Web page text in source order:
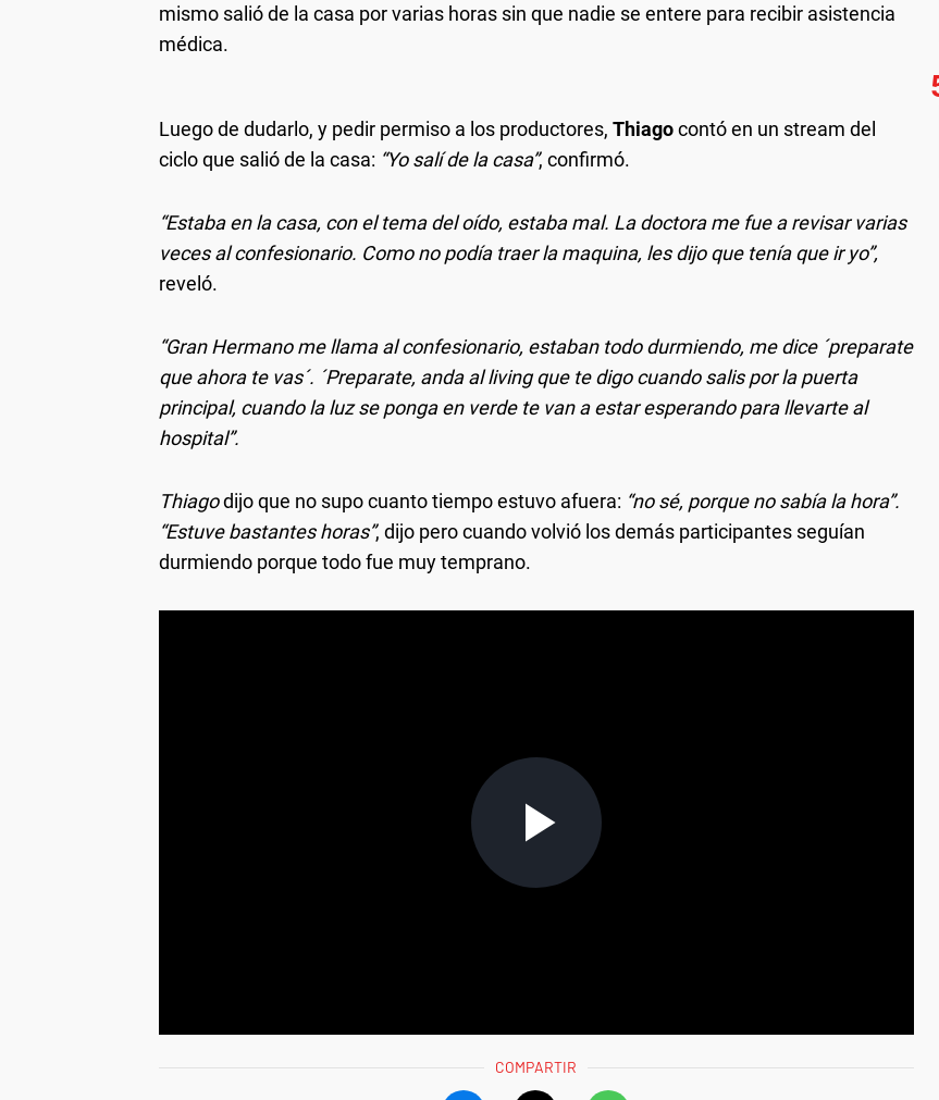
mismo salió de la casa por varias horas sin que nadie se entere para recibir asistencia
médica.
Luego de dudarlo, y pedir permiso a los productores, Thiagocontó en un stream del
ciclo que salió de la casa: “Yo salí de la casa”, confirmó.
“Estaba en la casa, con el tema del oído, estaba mal. La doctora me fue a revisar varias
veces al confesionario. Como no podía traer la maquina, les dijo que tenía que ir yo”,
reveló.
“Gran Hermano me llama al confesionario, estaban todo durmiendo, me dice ´preparate
que ahora te vas´. ´Preparate, anda al living que te digo cuando salis por la puerta
principal, cuando la luz se ponga en verde te van a estar esperando para llevarte al
hospital”.
Thiagodijo que no supo cuanto tiempo estuvo afuera: “no sé, porque no sabía la hora”.
“Estuve bastantes horas”, dijo pero cuando volvió los demás participantes seguían
durmiendo porque todo fue muy temprano.
COMPARTIR